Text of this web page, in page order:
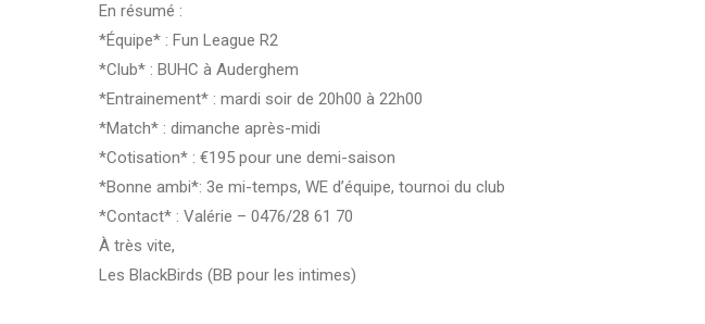
En résumé :
*Équipe* : Fun League R2
*Club* : BUHC à Auderghem
*Entrainement* : mardi soir de 20h00 à 22h00
*Match* : dimanche après-midi
*Cotisation* : €195 pour une demi-saison
*Bonne ambi*: 3e mi-temps, WE d’équipe, tournoi du club
*Contact* : Valérie – 0476/28 61 70
À très vite,
Les BlackBirds (BB pour les intimes)